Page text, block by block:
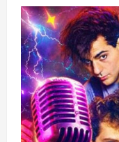
baterista
de
Foo
Fighters,
Taylor
Hawkins